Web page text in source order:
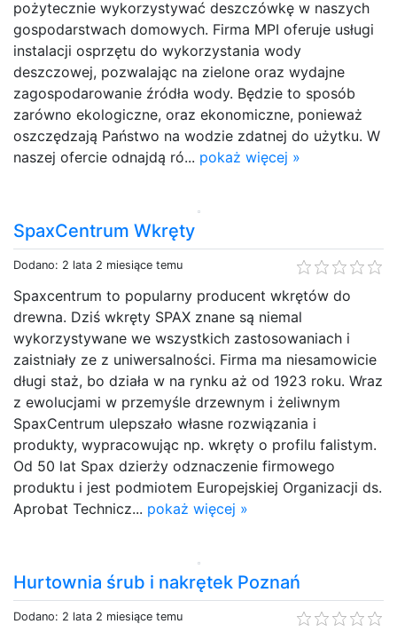
pożytecznie wykorzystywać deszczówkę w naszych
gospodarstwach domowych. Firma MPI oferuje usługi
instalacji osprzętu do wykorzystania wody
deszczowej, pozwalając na zielone oraz wydajne
zagospodarowanie źródła wody. Będzie to sposób
zarówno ekologiczne, oraz ekonomiczne, ponieważ
oszczędzają Państwo na wodzie zdatnej do użytku. W
naszej ofercie odnajdą ró... pokaż więcej »
SpaxCentrum Wkręty
Dodano: 2 lata 2 miesiące temu
Spaxcentrum to popularny producent wkrętów do
drewna. Dziś wkręty SPAX znane są niemal
wykorzystywane we wszystkich zastosowaniach i
zaistniały ze z uniwersalności. Firma ma niesamowicie
długi staż, bo działa w na rynku aż od 1923 roku. Wraz
z ewolucjami w przemyśle drzewnym i żeliwnym
SpaxCentrum ulepszało własne rozwiązania i
produkty, wypracowując np. wkręty o profilu falistym.
Od 50 lat Spax dzierży odznaczenie firmowego
produktu i jest podmiotem Europejskiej Organizacji ds.
Aprobat Technicz... pokaż więcej »
Hurtownia śrub i nakrętek Poznań
Dodano: 2 lata 2 miesiące temu